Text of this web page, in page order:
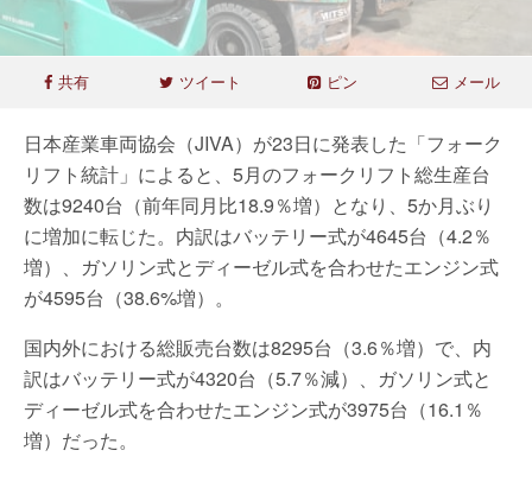
共有 ツイート ピン メール
日本産業車両協会（JIVA）が23日に発表した「フォーク
リフト統計」によると、5月のフォークリフト総生産台
数は9240台（前年同月比18.9％増）となり、5か月ぶり
に増加に転じた。内訳はバッテリー式が4645台（4.2％
増）、ガソリン式とディーゼル式を合わせたエンジン式
が4595台（38.6%増）。
国内外における総販売台数は8295台（3.6％増）で、内
訳はバッテリー式が4320台（5.7％減）、ガソリン式と
ディーゼル式を合わせたエンジン式が3975台（16.1％
増）だった。